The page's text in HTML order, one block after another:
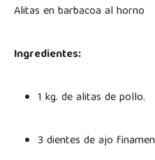
Alitas en barbacoa al horno
Ingredientes:
1 kg. de alitas de pollo.
3 dientes de ajo